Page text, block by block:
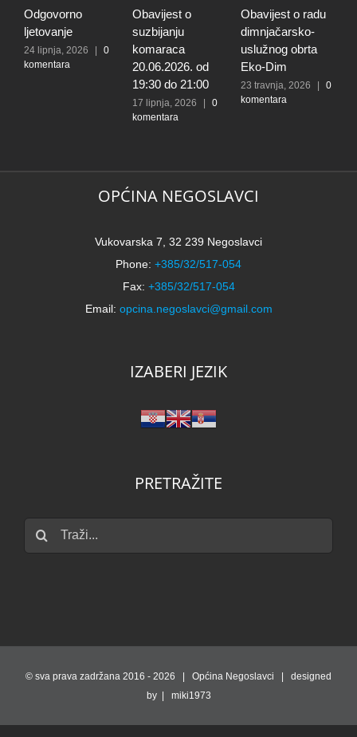
Odgovorno
ljetovanje
24 lipnja, 2026 |
0
komentara
Obavijest o
suzbijanju
komaraca
20.06.2026. od
19:30 do 21:00
17 lipnja, 2026 |
0
komentara
Obavijest o radu
dimnjačarsko-
uslužnog obrta
Eko-Dim
23 travnja, 2026 |
0
komentara
OPĆINA NEGOSLAVCI
Vukovarska 7, 32 239 Negoslavci
Phone: +385/32/517-054
Fax: +385/32/517-054
Email: opcina.negoslavci@gmail.com
IZABERI JEZIK
PRETRAŽITE
Traži...
© sva prava zadržana 2016 - 2026 | Općina Negoslavci | designed
by | miki1973